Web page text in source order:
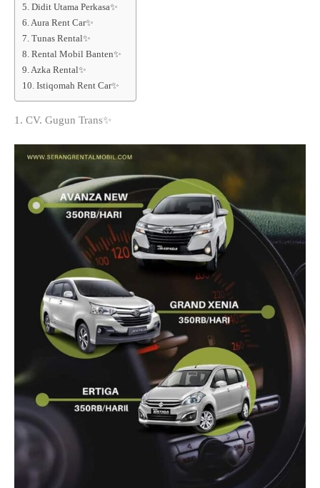
5. Didit Utama Perkasa✨
6. Aura Rent Car✨
7. Tunas Rental✨
8. Rental Mobil Banten✨
9. Azka Rental✨
10. Istiqomah Rent Car✨
1. CV. Gugun Trans✨